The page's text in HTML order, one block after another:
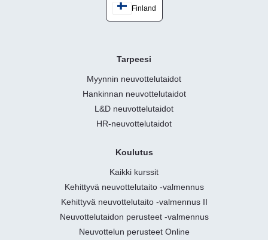
Finland
Tarpeesi
Myynnin neuvottelutaidot
Hankinnan neuvottelutaidot
L&D neuvottelutaidot
HR-neuvottelutaidot
Koulutus
Kaikki kurssit
Kehittyvä neuvottelutaito -valmennus
Kehittyvä neuvottelutaito -valmennus II
Neuvottelutaidon perusteet -valmennus
Neuvottelun perusteet Online